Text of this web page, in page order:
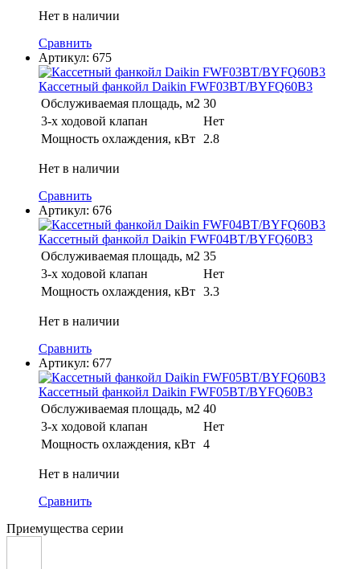
Нет в наличии
Сравнить
Артикул: 675
Кассетный фанкойл Daikin FWF03BT/BYFQ60B3
Обслуживаемая площадь, м2 30
3-х ходовой клапан
Нет
Мощность охлаждения, кВт
2.8
Нет в наличии
Сравнить
Артикул: 676
Кассетный фанкойл Daikin FWF04BT/BYFQ60B3
Обслуживаемая площадь, м2 35
3-х ходовой клапан
Нет
Мощность охлаждения, кВт 3.3
Нет в наличии
Сравнить
Артикул: 677
Кассетный фанкойл Daikin FWF05BT/BYFQ60B3
Обслуживаемая площадь, м2 40
3-х ходовой клапан
Нет
Мощность охлаждения, кВт 4
Нет в наличии
Сравнить
Приемущества серии